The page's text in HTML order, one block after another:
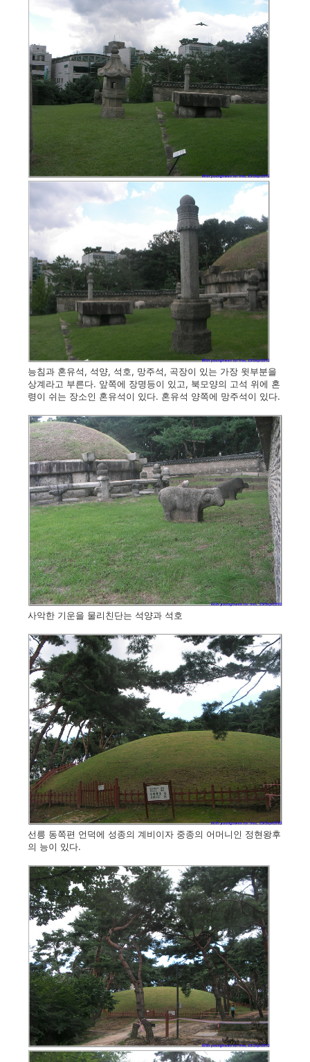
능침과 혼유석, 석양, 석호, 망주석, 곡장이 있는 가장 윗부분을
상계라고 부른다. 앞쪽에 장명등이 있고, 북모양의 고석 위에 혼
령이 쉬는 장소인 혼유석이 있다. 혼유석 양쪽에 망주석이 있다.
사악한 기운을 물리친단는 석양과 석호
선릉 동쪽편 언덕에 성종의 계비이자 중종의 어머니인 정현왕후
의 능이 있다.